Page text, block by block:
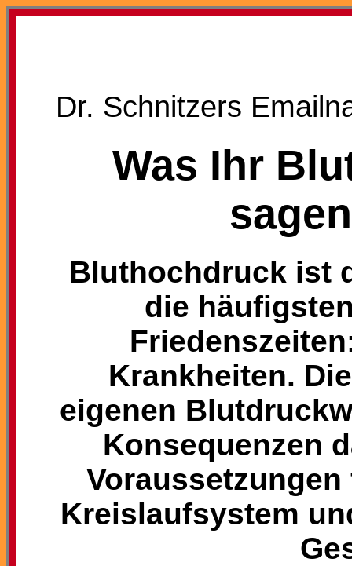
Dr. Schnitzers
Was Ihr
Bluthochdruck ist
die
Krankheiten.
eigenen
Konsequenzen
Kreislaufsystem